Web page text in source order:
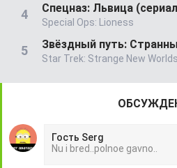
Спецназ: Львица
Special Ops: Lioness
Звёздный путь:
Star Trek: Strange New Worlds
Гость Serg
Nu i bred..polnoe gavno..